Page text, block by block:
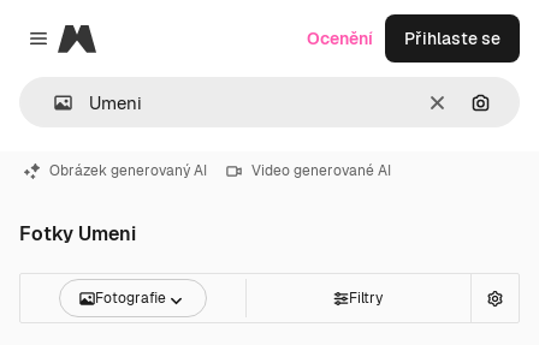
Close menu
Magnific
ZrušitHledat
Ocenění Přihlaste se
Obrázek generovaný AI Video generované AI
Fotky Umeni
Fotografie Filtry